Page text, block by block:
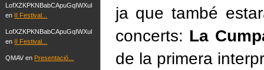
LofXZKPKNBabCApuGqIWXul
en II Festival...
LofXZKPKNBabCApuGqIWXul
en II Festival...
QMAV en Presentació...
ja que també
concerts: La
de la primera